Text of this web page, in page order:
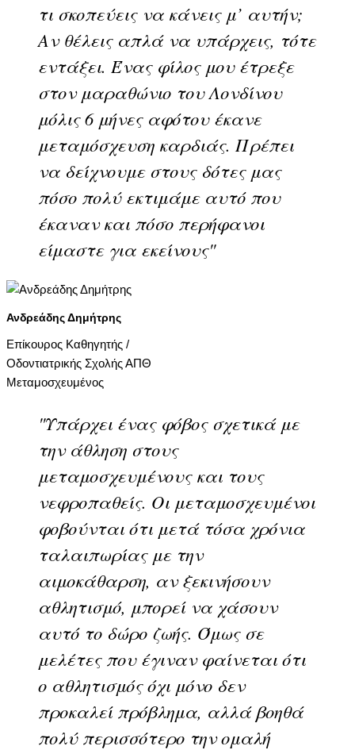
τι σκοπεύεις να κάνεις μ’ αυτήν;
Αν θέλεις απλά να υπάρχεις, τότε
εντάξει. Ένας φίλος μου έτρεξε
στον μαραθώνιο του Λονδίνου
μόλις 6 μήνες αφότου έκανε
μεταμόσχευση καρδιάς. Πρέπει
να δείχνουμε στους δότες μας
πόσο πολύ εκτιμάμε αυτό που
έκαναν και πόσο περήφανοι
είμαστε για εκείνους"
Ανδρεάδης Δημήτρης
Επίκουρος Καθηγητής /
Οδοντιατρικής Σχολής ΑΠΘ
Μεταμοσχευμένος
"Υπάρχει ένας φόβος σχετικά με
την άθληση στους
μεταμοσχευμένους και τους
νεφροπαθείς. Οι μεταμοσχευμένοι
φοβούνται ότι μετά τόσα χρόνια
ταλαιπωρίας με την
αιμοκάθαρση, αν ξεκινήσουν
αθλητισμό, μπορεί να χάσουν
αυτό το δώρο ζωής. Όμως σε
μελέτες που έγιναν φαίνεται ότι
ο αθλητισμός όχι μόνο δεν
προκαλεί πρόβλημα, αλλά βοηθά
πολύ περισσότερο την ομαλή